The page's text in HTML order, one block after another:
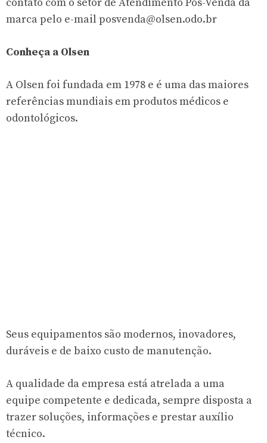
marca pelo e-mail posvenda@olsen.odo.br
Conheça a Olsen
A Olsen foi fundada em 1978 e é uma das maiores
referências mundiais em produtos médicos e
odontológicos.
Seus equipamentos são modernos, inovadores,
duráveis e de baixo custo de manutenção.
A qualidade da empresa está atrelada a uma
equipe competente e dedicada, sempre disposta a
trazer soluções, informações e prestar auxílio
técnico.